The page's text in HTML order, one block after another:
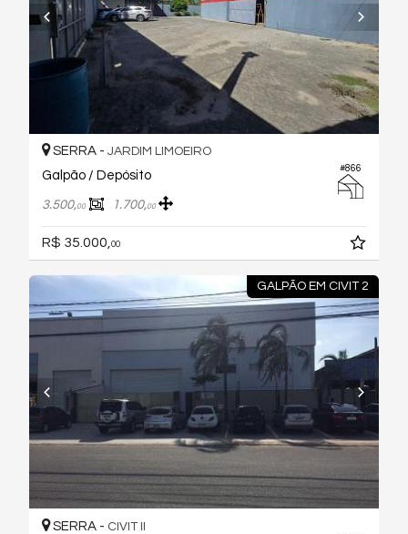
#866
SERRA - JARDIM LIMOEIRO
Galpão / Depósito
3.500,00 1.700,00
R$ 35.000,00
GALPÃO EM CIVIT 2
SERRA - CIVIT II